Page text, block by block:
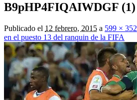
B9pHP4FIQAIWDGF (1)
Publicado el 12 febrero, 2015 a 599 × 352
en el puesto 13 del ranquin de la FIFA